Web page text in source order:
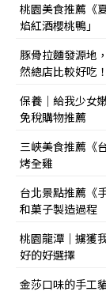
桃園美食推薦《
焰紅酒櫻桃鴨」
豚骨拉麵發源地
然總店比較好吃！
保養｜給我少女
免稅購物推薦
三峽美食推薦《
烤全雞
台北景點推薦《
和菓子製造過程
桃園龍潭｜擄獲
好的好選擇
金莎口味的手工